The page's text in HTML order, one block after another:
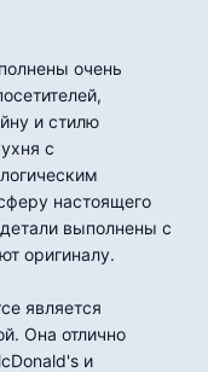
очень
и стилю
с
настоящего
выполнены с
оригиналу.
является
Она отлично
и